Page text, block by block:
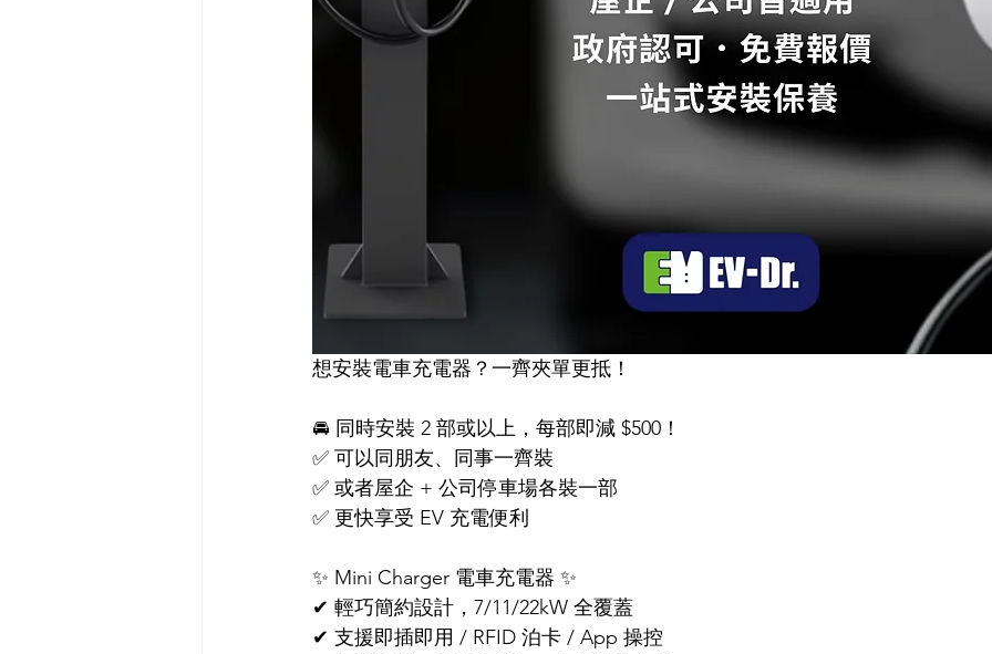
想安裝電車充電器？一齊夾單更抵！
🚘 同時安裝 2 部或以上，每部即減 $500！
✅ 可以同朋友、同事一齊裝
✅ 或者屋企 + 公司停車場各裝一部
✅ 更快享受 EV 充電便利
✨ Mini Charger 電車充電器 ✨
✔ 輕巧簡約設計，7/11/22kW 全覆蓋
✔ 支援即插即用 / RFID 泊卡 / App 操控